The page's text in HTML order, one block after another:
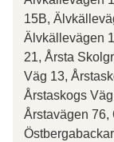
15B,
Älvkällevägen
21, Årsta
Väg 13,
Årstaskogs
Årstavägen 76,